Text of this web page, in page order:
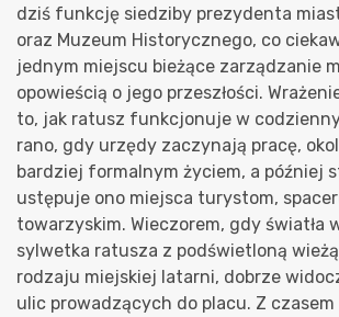
dziś funkcję siedziby prezydenta
oraz Muzeum Historycznego, co
jednym miejscu bieżące zarządzanie
opowieścią o jego przeszłości.
to, jak ratusz funkcjonuje w
rano, gdy urzędy zaczynają pracę,
bardziej formalnym życiem, a później
ustępuje ono miejsca turystom,
towarzyskim. Wieczorem, gdy światła
sylwetka ratusza z podświetloną
rodzaju miejskiej latarni, dobrze
ulic prowadzących do placu. Z czasem